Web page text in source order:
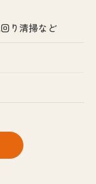
り清掃など